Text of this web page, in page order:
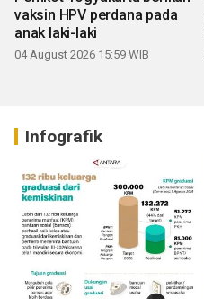
vaksin HPV perdana pada
anak laki-laki
04 August 2026 15:59 WIB
Infografik